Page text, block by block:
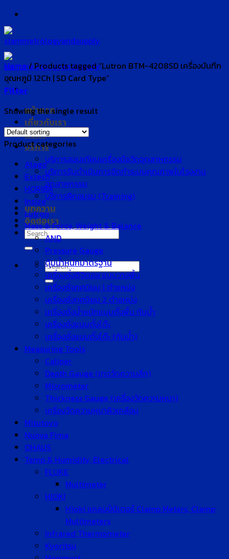
Skip
to
content
หน้าแรก
เกี่ยวกับเรา
สินค้า
บริการ
บริการสอบเทียบเครื่องมือวัดอุตสาหกรรม
บริการรับดำเนินการจัดทำระบบคุณภาพในโรงงาน
อุตสาหกรรม
บริการฝึกอบรม (Training)
บทความ
ติดต่อเรา
Search
for:
Search
for:
Home /Products tagged “Lutron BTM-4208SD เครื่องบันทึก
อุณหภูมิ 12Ch | SD Card Type”
Filter
Showing the single result
Product categories
Atago
Extech
HORIBA
Insize
Lutron
Mass & Force, Weight & Balance
AND
Pressure Gauge
ตุ้มน้ำหนักมาตรฐาน
เครื่องชั่งดิจิตอล แบบวางพื้น
เครื่องชั่งทศนิยม 1 ตำแหน่ง
เครื่องชั่งทศนิยม 2 ตำแหน่ง
เครื่องชั่งน้ำหนักแบบตั้งพื้น กันน้ำ
เครื่องชั่งแบบตั้งโต๊ะ
เครื่องชั่งแบบตั้งโต๊ะ (กันน้ำ)
Measuring Tools
Caliper
Depth Gauge (เกจวัดความลึก)
Micrometer
Thickness Gauge (เครื่องวัดความหนา)
เครื่องวัดความหนาผิวเคลือบ
Mitutoyo
Nuova Fima
OHAUS
Temp & Humidity, Electrical
FLUKE
Multimeter
HIOKI
Hioki แคลมป์มิเตอร์ Clamp Meters, Clamp
Multimeters
Infrared Thermometer
Kyoritsu